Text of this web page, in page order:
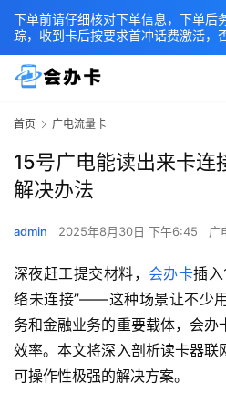
首页 广电流量卡
15号广电能读出来卡连
解决办法
admin 2025年8月30日 下午6:45 广
深夜赶工提交材料， 会办卡插
络未连接”——这种场景让不少
务和金融业务的重要载体，会
效率。本文将深入剖析读卡器联
可操作性极强的解决方案。
下单前请仔细核对下单信息，下单后
踪，收到卡后按要求首冲话费激活，